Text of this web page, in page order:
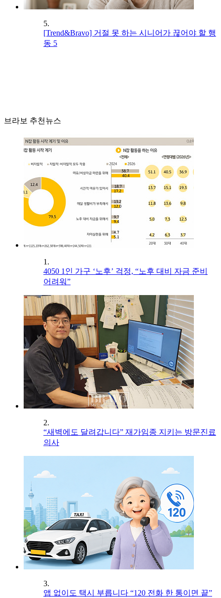
5.
[Trend&Bravo] 거절 못 하는 시니어가 끊어야 할 행
동 5
브라보 추천뉴스
1.
4050 1인 가구 ‘노후’ 걱정, “노후 대비 자금 준비
어려워”
2.
“새벽에도 달려갑니다” 재가임종 지키는 방문진료
의사
3.
앱 없이도 택시 부릅니다 “120 전화 한 통이면 끝”